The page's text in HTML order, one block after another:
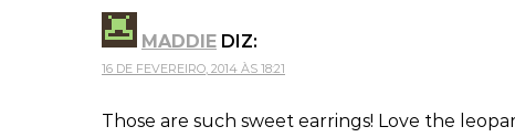
MADDIE DIZ:
16 DE FEVEREIRO, 2014 ÀS 18:21
Those are such sweet earrings! Love the